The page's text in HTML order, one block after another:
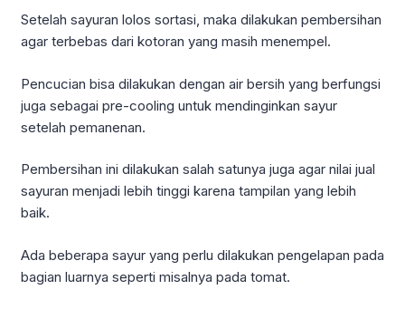
Setelah sayuran lolos sortasi, maka dilakukan pembersihan
agar terbebas dari kotoran yang masih menempel.
Pencucian bisa dilakukan dengan air bersih yang berfungsi
juga sebagai pre-cooling untuk mendinginkan sayur
setelah pemanenan.
Pembersihan ini dilakukan salah satunya juga agar nilai jual
sayuran menjadi lebih tinggi karena tampilan yang lebih
baik.
Ada beberapa sayur yang perlu dilakukan pengelapan pada
bagian luarnya seperti misalnya pada tomat.